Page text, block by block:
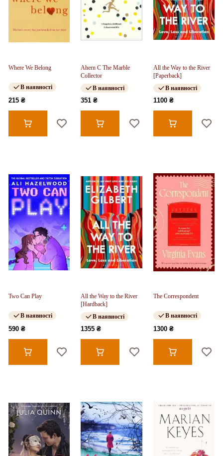
Where We Belong
В наявності
215 ₴
Ahern C The Marble
Collector
В наявності
351 ₴
All the Way to the River
[Paperback]
В наявності
1100 ₴
Two Can Play
В наявності
590 ₴
All the Way to the River
[Hardback]
В наявності
1355 ₴
The Correspondent
В наявності
1300 ₴